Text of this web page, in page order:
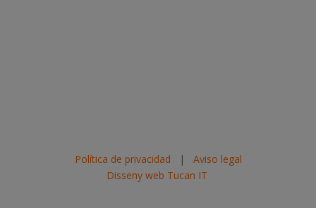
Política de privacidad | Aviso legal
Disseny web Tucan IT